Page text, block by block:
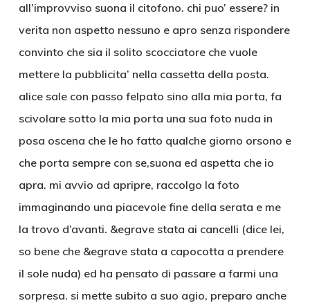
all’improvviso suona il citofono. chi puo’ essere? in
verita non aspetto nessuno e apro senza rispondere
convinto che sia il solito scocciatore che vuole
mettere la pubblicita’ nella cassetta della posta.
alice sale con passo felpato sino alla mia porta, fa
scivolare sotto la mia porta una sua foto nuda in
posa oscena che le ho fatto qualche giorno orsono e
che porta sempre con se,suona ed aspetta che io
apra. mi avvio ad apripre, raccolgo la foto
immaginando una piacevole fine della serata e me
la trovo d’avanti. &egrave stata ai cancelli (dice lei,
so bene che &egrave stata a capocotta a prendere
il sole nuda) ed ha pensato di passare a farmi una
sorpresa. si mette subito a suo agio, preparo anche